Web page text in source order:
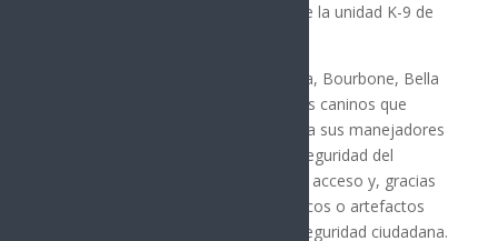
Juan Carlos Torres Durazo, titular de la unidad K-9 de
Meno, Szimon, Zeusz, Hilda II, Berta, Bourbone, Bella
II, Killy, Kati y Cila son los ejemplares caninos que
diariamente salen a las calles junto a sus manejadores
para colaborar en la estrategia de seguridad del
estado, intervenir en zonas de difícil acceso y, gracias
a sus habilidades, identificar narcóticos o artefactos
que representen un riesgo para la seguridad ciudadana.